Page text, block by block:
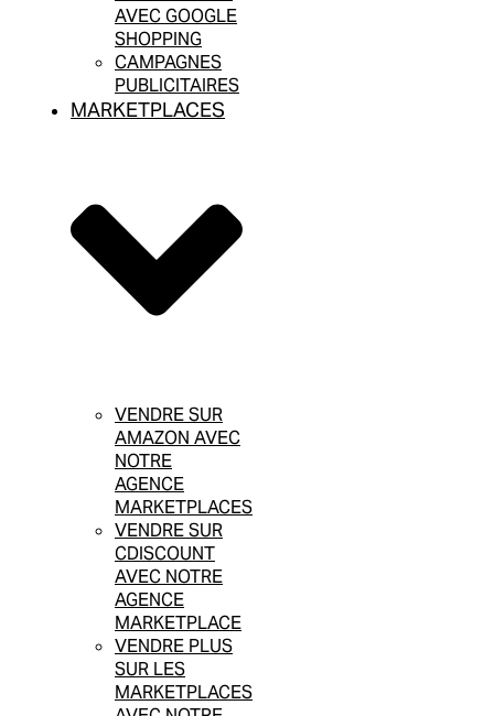
AVEC GOOGLE
SHOPPING
CAMPAGNES
PUBLICITAIRES
MARKETPLACES
VENDRE SUR
AMAZON AVEC
NOTRE
AGENCE
MARKETPLACES
VENDRE SUR
CDISCOUNT
AVEC NOTRE
AGENCE
MARKETPLACE
VENDRE PLUS
SUR LES
MARKETPLACES